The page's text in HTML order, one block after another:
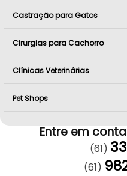
Castração para Gatos
Cirurgias para Cachorro
Clínicas Veterinárias
Pet Shops
Entre em
(61)
(61)